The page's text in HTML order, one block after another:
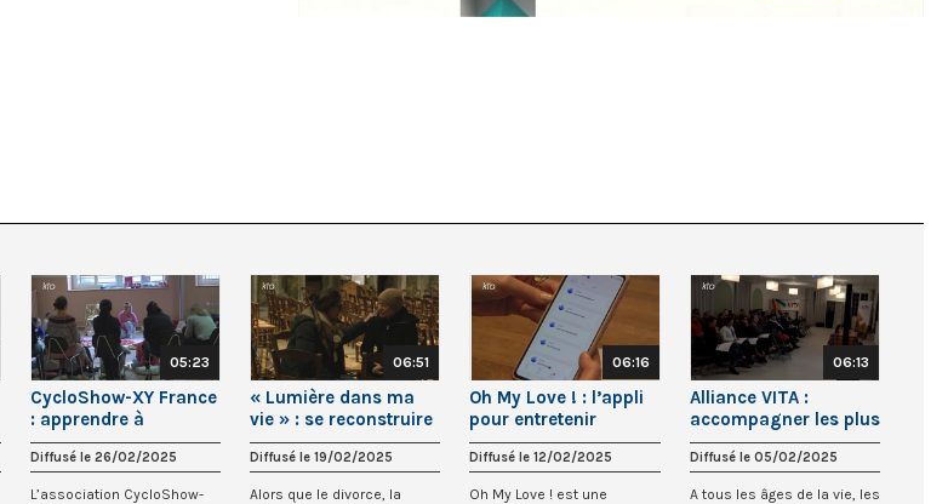
05:23
CycloShow-XY France
: apprendre à
connaître son corps
Diffusé le 26/02/2025
L’association CycloShow-
06:51
« Lumière dans ma
vie » : se reconstruire
après une séparation
ou un deuil
Diffusé le 19/02/2025
Alors que le divorce, la
06:16
Oh My Love ! : l’appli
pour entretenir
l’amour
Diffusé le 12/02/2025
Oh My Love ! est une
06:13
Alliance VITA :
accompagner les plus
fragiles
Diffusé le 05/02/2025
A tous les âges de la vie, les